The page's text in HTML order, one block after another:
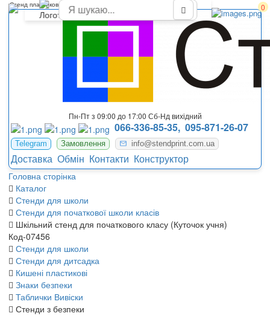
0
Пн-Пт з 09:00 до 17:00 Сб-Нд вихідний
066-336-85-35, 095-871-26-07
Telegram Замовлення info@stendprint.com.ua
Доставка Обмін Контакти Конструктор
Головна сторінка
Каталог
Стенди для школи
Стенди для початкової школи класів
Шкільний стенд для початкового класу (Куточок учня)
Код-07456
Стенди для школи
Стенди для дитсадка
Кишені пластикові
Знаки безпеки
Таблички Вивіски
Стенди з безпеки
Стенд пластиковий для оформлення початкового класу школи